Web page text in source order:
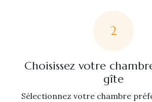
2
Choisissez votre
gîte
Sélectionnez votre chambre